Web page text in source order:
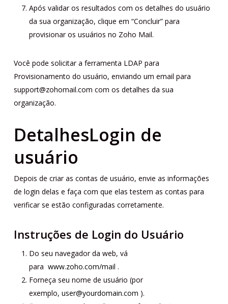
Após validar os resultados com os detalhes do usuário
da sua organização, clique em “Concluir” para
provisionar os usuários no Zoho Mail.
Você pode solicitar a ferramenta LDAP para
Provisionamento do usuário, enviando um email para
support@zohomail.com com os detalhes da sua
organização.
DetalhesLogin de
usuário
Depois de criar as contas de usuário, envie as informações
de login delas e faça com que elas testem as contas para
verificar se estão configuradas corretamente.
Instruções de Login do Usuário
Do seu navegador da web, vá
para www.zoho.com/mail .
Forneça seu nome de usuário (por
exemplo, user@yourdomain.com ).